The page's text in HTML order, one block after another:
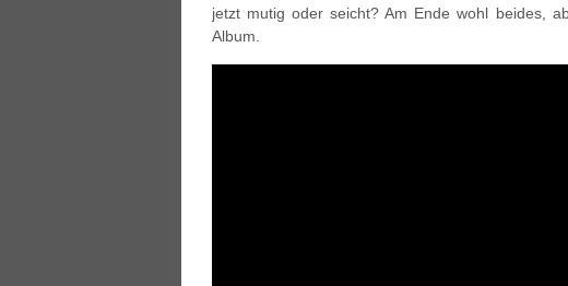
jetzt mutig oder seicht? Am Ende wohl beides,
Album.